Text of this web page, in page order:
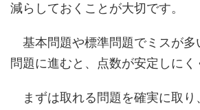
減らしておくことが大切です。
基本問題や標準問題でミスが多
問題に進むと、点数が安定しにく
まずは取れる問題を確実に取り